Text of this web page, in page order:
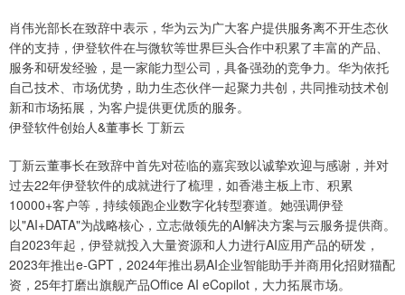
肖伟光部长在致辞中表示，华为云为广大客户提供服务离不开生态伙
伴的支持，伊登软件在与微软等世界巨头合作中积累了丰富的产品、
服务和研发经验，是一家能力型公司，具备强劲的竞争力。华为依托
自己技术、市场优势，助力生态伙伴一起聚力共创，共同推动技术创
新和市场拓展，为客户提供更优质的服务。
伊登软件创始人&董事长 丁新云
丁新云董事长在致辞中首先对莅临的嘉宾致以诚挚欢迎与感谢，并对
过去22年伊登软件的成就进行了梳理，如香港主板上市、积累
10000+客户等，持续领跑企业数字化转型赛道。她强调伊登
以"AI+DATA"为战略核心，立志做领先的AI解决方案与云服务提供商。
自2023年起，伊登就投入大量资源和人力进行AI应用产品的研发，
2023年推出e-GPT，2024年推出易AI企业智能助手并商用化招财猫配
资，25年打磨出旗舰产品Office AI eCopilot，大力拓展市场。